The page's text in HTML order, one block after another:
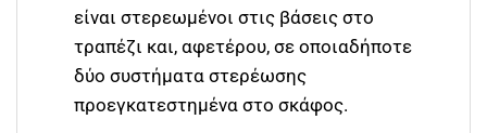
είναι στερεωμένοι στις βάσεις στο
τραπέζι και, αφετέρου, σε οποιαδήποτε
δύο συστήματα στερέωσης
προεγκατεστημένα στο σκάφος.